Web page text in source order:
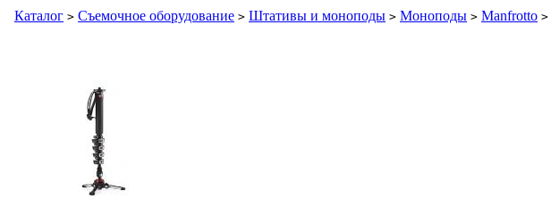
Каталог > Съемочное оборудование > Штативы и моноподы > Моноподы > Manfrotto >